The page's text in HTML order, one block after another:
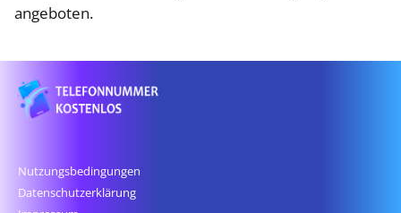
angeboten.
Nutzungsbedingungen
Datenschutz­erklärung